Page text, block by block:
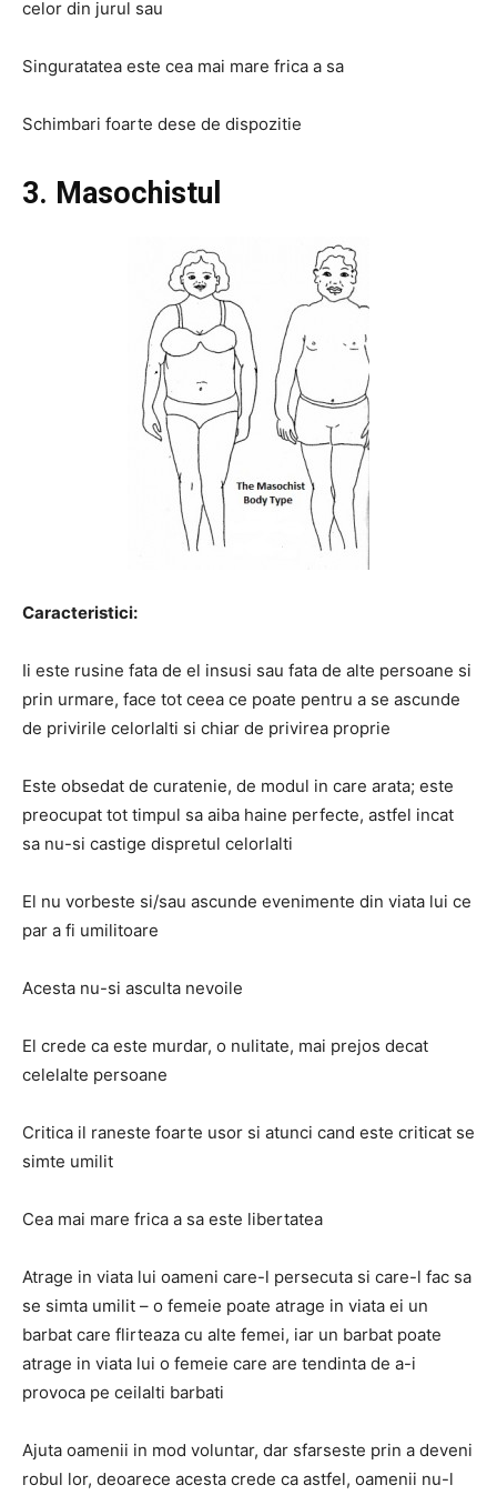
celor din jurul sau
Singuratatea este cea mai mare frica a sa
Schimbari foarte dese de dispozitie
3. Masochistul
Caracteristici:
Ii este rusine fata de el insusi sau fata de alte persoane si
prin urmare, face tot ceea ce poate pentru a se ascunde
de privirile celorlalti si chiar de privirea proprie
Este obsedat de curatenie, de modul in care arata; este
preocupat tot timpul sa aiba haine perfecte, astfel incat
sa nu-si castige dispretul celorlalti
El nu vorbeste si/sau ascunde evenimente din viata lui ce
par a fi umilitoare
Acesta nu-si asculta nevoile
El crede ca este murdar, o nulitate, mai prejos decat
celelalte persoane
Critica il raneste foarte usor si atunci cand este criticat se
simte umilit
Cea mai mare frica a sa este libertatea
Atrage in viata lui oameni care-l persecuta si care-l fac sa
se simta umilit – o femeie poate atrage in viata ei un
barbat care flirteaza cu alte femei, iar un barbat poate
atrage in viata lui o femeie care are tendinta de a-i
provoca pe ceilalti barbati
Ajuta oamenii in mod voluntar, dar sfarseste prin a deveni
robul lor, deoarece acesta crede ca astfel, oamenii nu-l